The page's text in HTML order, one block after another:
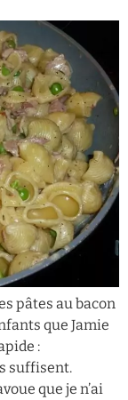
pâtes au bacon
que Jamie
:
suffisent.
que je n’ai